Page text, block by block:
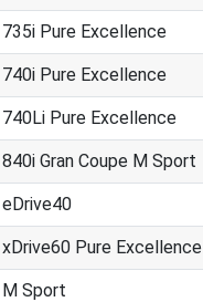
735i Pure Excellence
740i Pure Excellence
740Li Pure Excellence
840i Gran Coupe M Sport
eDrive40
xDrive60 Pure Excellence
M Sport